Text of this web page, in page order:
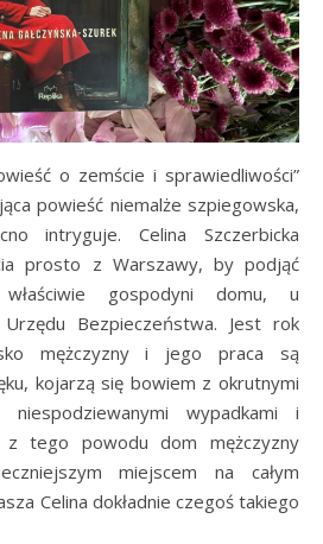
o zemście i sprawiedliwości”
powieść niemalże szpiegowska,
intryguje. Celina Szczerbicka
prosto z Warszawy, by podjąć
gospodyni domu, u
Bezpieczeństwa. Jest rok
mężczyzny i jego praca są
kojarzą się bowiem z okrutnymi
wypadkami i
z tego powodu dom mężczyzny
miejscem na całym
Celina dokładnie czegoś takiego